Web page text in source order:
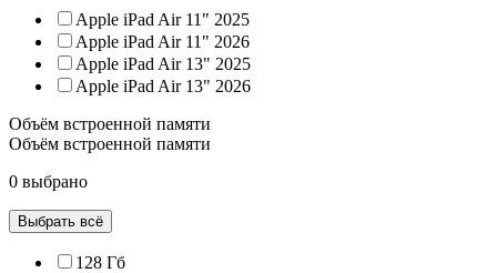
Apple iPad Air 11" 2025
Apple iPad Air 11" 2026
Apple iPad Air 13" 2025
Apple iPad Air 13" 2026
Объём встроенной памяти
Объём встроенной памяти
0 выбрано
Выбрать всё
128 Гб